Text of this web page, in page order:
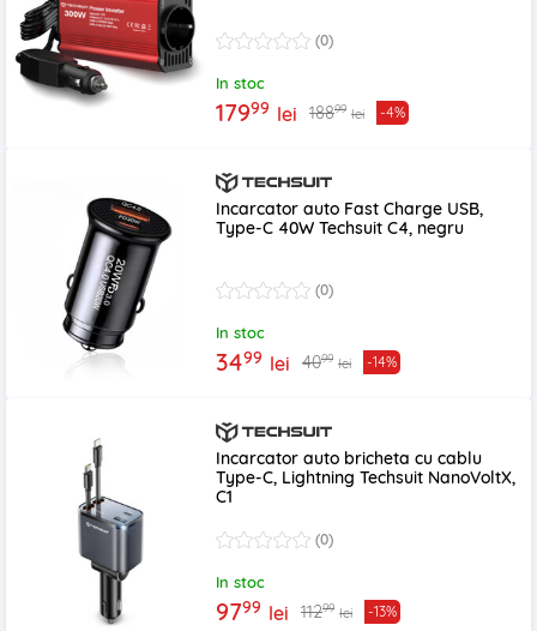
(0)
In stoc
17999 lei 18899 lei -4%
Incarcator auto Fast Charge USB,
Type-C 40W Techsuit C4, negru
(0)
In stoc
3499 lei 4099 lei -14%
Incarcator auto bricheta cu cablu
Type-C, Lightning Techsuit NanoVoltX,
C1
(0)
In stoc
9799 lei 11299 lei -13%